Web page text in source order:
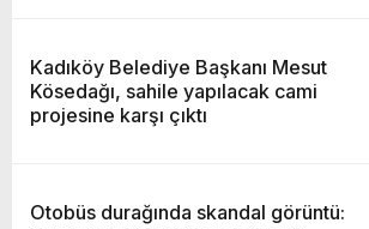
Kadıköy Belediye Başkanı Mesut
Kösedağı, sahile yapılacak cami
projesine karşı çıktı
Otobüs durağında skandal görüntü: